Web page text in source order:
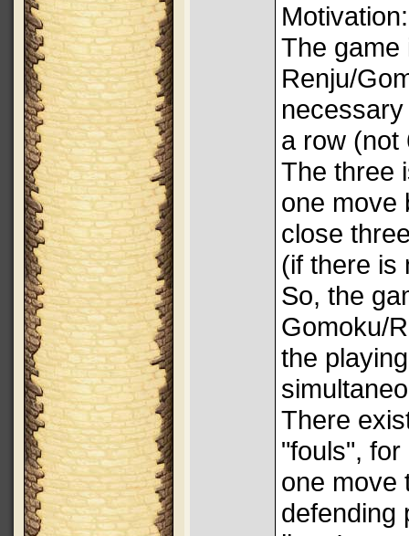
Motivation:
The game
Renju/
a row (not
The three
one move
close
(if there is
So, the
Gomoku/
the
There
"fouls",
one move
defending